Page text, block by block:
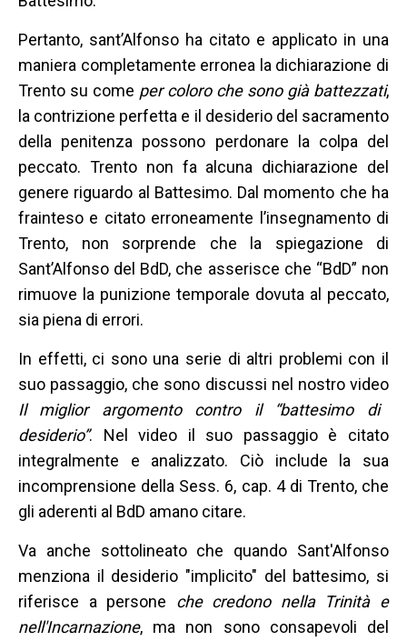
Pertanto, sant’Alfonso ha citato e applicato in una
maniera completamente erronea la dichiarazione di
Trento su come per coloro che sono già battezzati,
la contrizione perfetta e il desiderio del sacramento
della penitenza possono perdonare la colpa del
peccato. Trento non fa alcuna dichiarazione del
genere riguardo al Battesimo. Dal momento che ha
frainteso e citato erroneamente l’insegnamento di
Trento, non sorprende che la spiegazione di
Sant’Alfonso del BdD, che asserisce che “BdD” non
rimuove la punizione temporale dovuta al peccato,
sia piena di errori.
In effetti, ci sono una serie di altri problemi con il
suo passaggio, che sono discussi nel nostro video
Il miglior argomento contro il “battesimo di
desiderio”. Nel video il suo passaggio è citato
integralmente e analizzato. Ciò include la sua
incomprensione della Sess. 6, cap. 4 di Trento, che
gli aderenti al BdD amano citare.
Va anche sottolineato che quando Sant'Alfonso
menziona il desiderio "implicito" del battesimo, si
riferisce a persone che credono nella Trinità e
nell'Incarnazione, ma non sono consapevoli del